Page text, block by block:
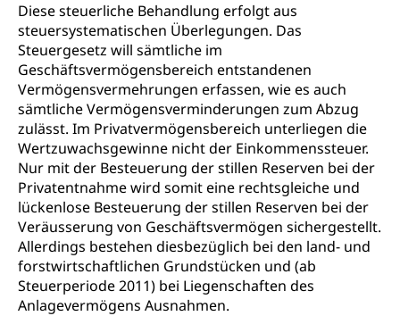
Diese steuerliche Behandlung erfolgt aus
steuersystematischen Überlegungen. Das
Steuergesetz will sämtliche im
Geschäftsvermögensbereich entstandenen
Vermögensvermehrungen erfassen, wie es auch
sämtliche Vermögensverminderungen zum Abzug
zulässt. Im Privatvermögensbereich unterliegen die
Wertzuwachsgewinne nicht der Einkommenssteuer.
Nur mit der Besteuerung der stillen Reserven bei der
Privatentnahme wird somit eine rechtsgleiche und
lückenlose Besteuerung der stillen Reserven bei der
Veräusserung von Geschäftsvermögen sichergestellt.
Allerdings bestehen diesbezüglich bei den land- und
forstwirtschaftlichen Grundstücken und (ab
Steuerperiode 2011) bei Liegenschaften des
Anlagevermögens Ausnahmen.